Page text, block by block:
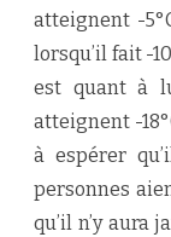
atteignent -
lorsqu’il fait -
est quant à
atteignent -
à espérer
personnes
qu’il n’y aura